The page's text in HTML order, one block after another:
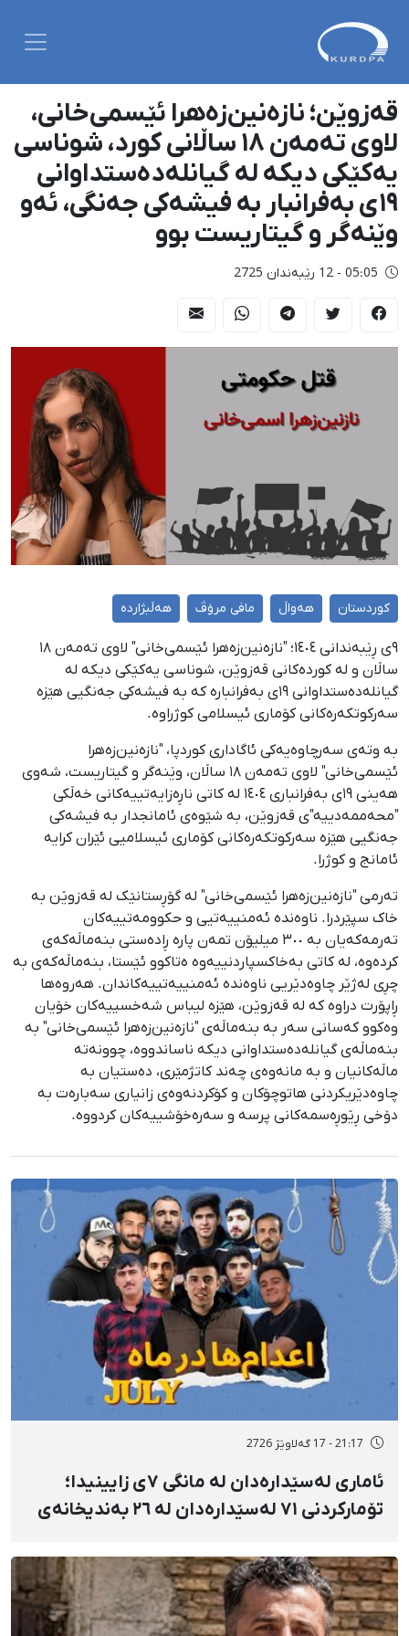
قەزوێن؛ نازەنین‌زەهرا ئێسمی‌خانی،
لاوی تەمەن ١٨ ساڵانی کورد، شوناسی
یەکێکی دیکە لە گیانلەدەستداوانی
١٩ی بەفرانبار بە فیشەکی جەنگی، ئەو
وێنەگر و گیتاریست بوو
05:05 - 12 رێبەندان 2725
کوردستان هەواڵ مافی مرۆڤ هەڵبژاردە
٩ی ڕێبەندانی ١٤٠٤؛ "نازەنین‌زەهرا ئێسمی‌خانی" لاوی تەمەن ١٨
ساڵان و لە کوردەکانی قەزوێن، شوناسی یەکێکی دیکە لە
گیانلەدەستداوانی ١٩ی بەفرانبارە کە بە فیشەکی جەنگیی هێزە
سەرکوتکەرەکانی کۆماری ئیسلامی کوژراوە.
بە وتەی سەرچاوەیەکی ئاگاداری کوردپا، "نازەنین‌زەهرا
ئێسمی‌خانی" لاوی تەمەن ١٨ ساڵان، وێنەگر و گیتاریست، شەوی
هەینی ١٩ی بەفرانباری ١٤٠٤ لە کاتی ناڕەزایەتییەکانی خەڵکی
"محەممەدییە"ی قەزوێن، بە شێوەی ئامانجدار بە فیشەکی
جەنگیی هێزە سەرکوتکەرەکانی کۆماری ئیسلامیی ئێران کرایە
ئامانج و کوژرا.
تەرمی "نازەنین‌زەهرا ئێسمی‌خانی" لە گۆڕستانێک لە قەزوێن بە
خاک سپێردرا. ناوەندە ئەمنییەتیی و حکوومەتییەکان
تەرمەکەیان بە ٣٠٠ میلیۆن تمەن پارە ڕادەستی بنەماڵەکەی
کردەوە، لە کاتی بەخاکسپاردنییەوە ەتاکوو ئێستا، بنەماڵەکەی بە
چڕی لەژێر چاوەدێریی ناوەندە ئەمنییەتییەکاندان. هەروەها
ڕاپۆرت دراوە کە لە قەزوێن، هێزە لیباس شەخسییەکان خۆیان
وەکوو کەسانی سەر بە بنەماڵەی "نازەنین‌زەهرا ئێسمی‌خانی" بە
بنەماڵەی گیانلەدەستداوانی دیکە ناساندووە، چوونەتە
ماڵەکانیان و بە مانەوەی چەند کاتژمێری، دەستیان بە
چاوەدێریکردنی هاتوچۆکان و کۆکردنەوەی زانیاری سەبارەت بە
دۆخی ڕێوڕەسمەکانی پرسە و سەرەخۆشییەکان کردووە.
21:17 - 17 گەلاوێژ 2726
ئاماری لەسێدارەدان لە مانگی ٧ی زایینیدا؛
تۆمارکردنی ٧١ لەسێدارەدان لە ٢٦ بەندیخانەی
شوێنی نادیار و لەبەر چاوی خەڵکەوە